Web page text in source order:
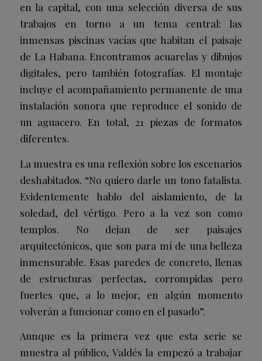
en la capital, con una selección diversa de sus
trabajos en torno a un tema central: las
inmensas piscinas vacías que habitan el paisaje
de La Habana. Encontramos acuarelas y dibujos
digitales, pero también fotografías. El montaje
incluye el acompañamiento permanente de una
instalación sonora que reproduce el sonido de
un aguacero. En total, 21 piezas de formatos
diferentes.
La muestra es una reflexión sobre los escenarios
deshabitados. “No quiero darle un tono fatalista.
Evidentemente hablo del aislamiento, de la
soledad, del vértigo. Pero a la vez son como
templos. No dejan de ser paisajes
arquitectónicos, que son para mí de una belleza
inmensurable. Esas paredes de concreto, llenas
de estructuras perfectas, corrompidas pero
fuertes que, a lo mejor, en algún momento
volverán a funcionar como en el pasado”.
Aunque es la primera vez que esta serie se
muestra al público, Valdés la empezó a trabajar